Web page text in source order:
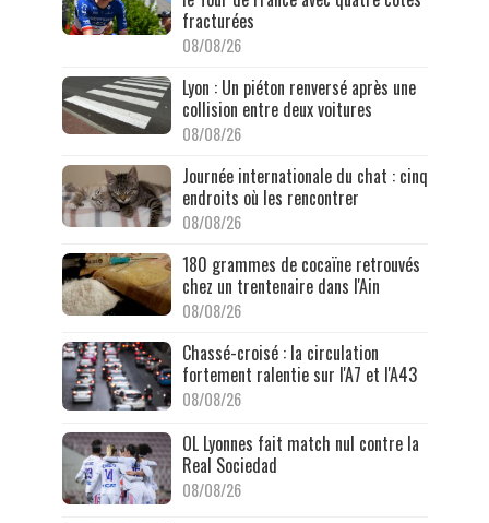
fracturées
08/08/26
Lyon : Un piéton renversé après une
collision entre deux voitures
08/08/26
Journée internationale du chat : cinq
endroits où les rencontrer
08/08/26
180 grammes de cocaïne retrouvés
chez un trentenaire dans l'Ain
08/08/26
Chassé-croisé : la circulation
fortement ralentie sur l'A7 et l'A43
08/08/26
OL Lyonnes fait match nul contre la
Real Sociedad
08/08/26